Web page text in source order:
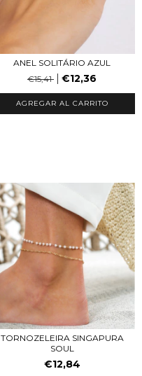
ANEL SOLITÁRIO AZUL
€15,41
€12,36
AGREGAR AL CARRITO
TORNOZELEIRA SINGAPURA
SOUL
€12,84